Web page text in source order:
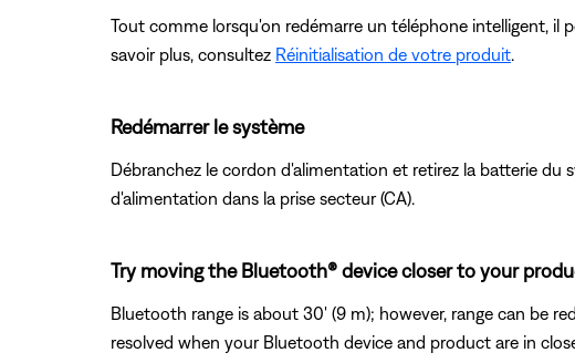
Tout comme lorsqu'on redémarre un téléphone intelligent, il
savoir plus, consultez Réinitialisation de votre produit
Redémarrer le système
Débranchez le cordon d'alimentation et retirez la batterie
d'alimentation dans la prise secteur (CA).
Try moving the Bluetooth® device closer to your
Bluetooth range is about 30' (9 m); however, range can be
resolved when your Bluetooth device and product are in